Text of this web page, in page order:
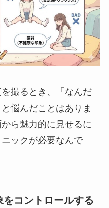
撮るとき、「なんだ
悩んだことはありま
ら魅力的に見せるに
ックが必要なんで
コントロールする